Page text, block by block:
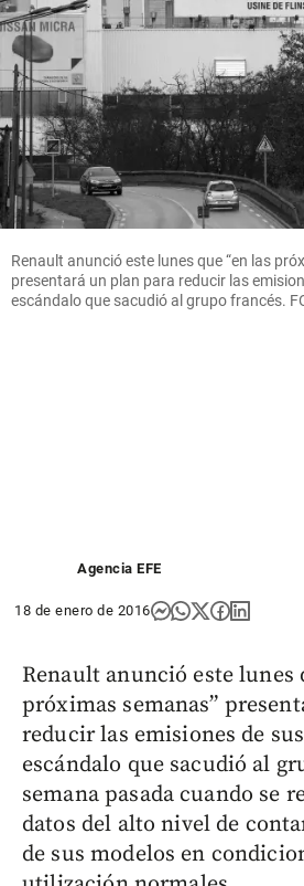
Renault anunció este lunes que “en las
presentará un plan para reducir las
escándalo que sacudió al grupo francés.
Agencia EFE
18 de enero de 2016
Renault anunció este lunes
próximas semanas”
reducir las emisiones de
escándalo que sacudió al
semana pasada cuando se
datos del alto nivel de
de sus modelos en